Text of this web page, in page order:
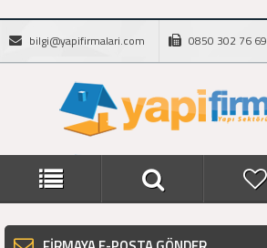
bilgi@yapifirmalari.com 0850 302 76 69